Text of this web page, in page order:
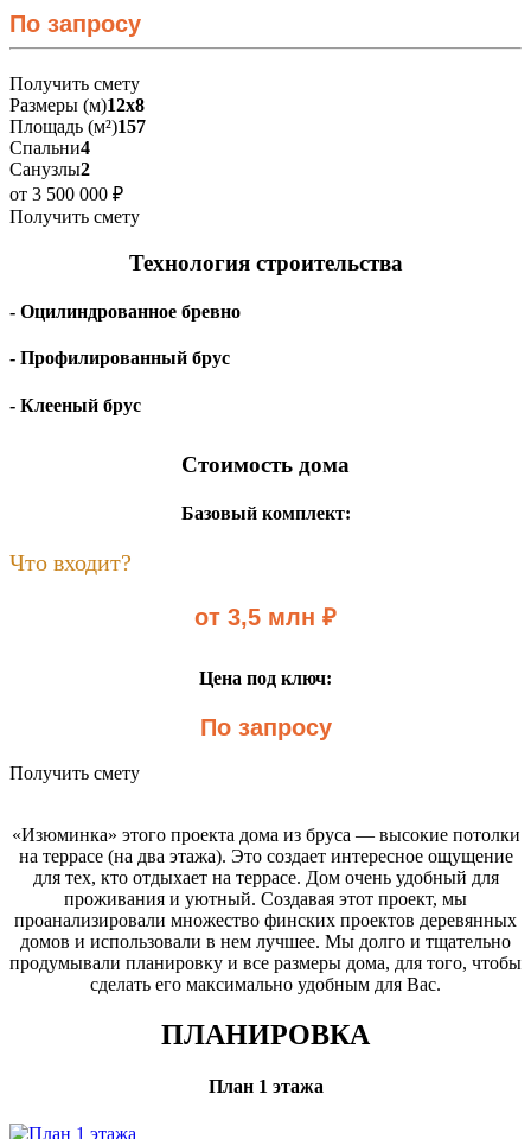
По запросу
Получить смету
Размеры (м)12х8
Площадь (м²)157
Спальни4
Санузлы2
от 3 500 000 ₽
Получить смету
Технология строительства
- Оцилиндрованное бревно
- Профилированный брус
- Клееный брус
Стоимость дома
Базовый комплект:
Что входит?
от 3,5 млн ₽
Цена под ключ:
По запросу
Получить смету
«Изюминка» этого проекта дома из бруса — высокие потолки
на террасе (на два этажа). Это создает интересное ощущение
для тех, кто отдыхает на террасе. Дом очень удобный для
проживания и уютный. Создавая этот проект, мы
проанализировали множество финских проектов деревянных
домов и использовали в нем лучшее. Мы долго и тщательно
продумывали планировку и все размеры дома, для того, чтобы
сделать его максимально удобным для Вас.
ПЛАНИРОВКА
План 1 этажа